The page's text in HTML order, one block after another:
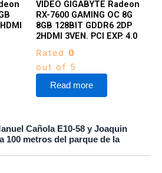
VIDEO GIGABYTE Radeon
RX-7600 GAMING OC 8G
8GB 128BIT GDDR6 2DP
2HDMI 3VEN. PCI EXP. 4.0
Rated 0
out of 5
Read more
Cañola E10-58 y Joaquin
100 metros del parque de la